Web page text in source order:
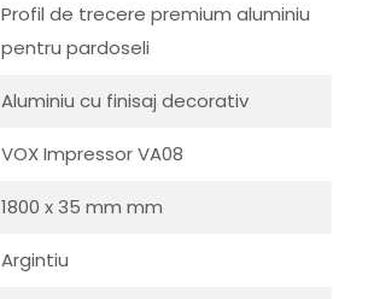
Profil de trecere premium aluminiu
pentru pardoseli
Aluminiu cu finisaj decorativ
VOX Impressor VA08
1800 x 35 mm mm
Argintiu